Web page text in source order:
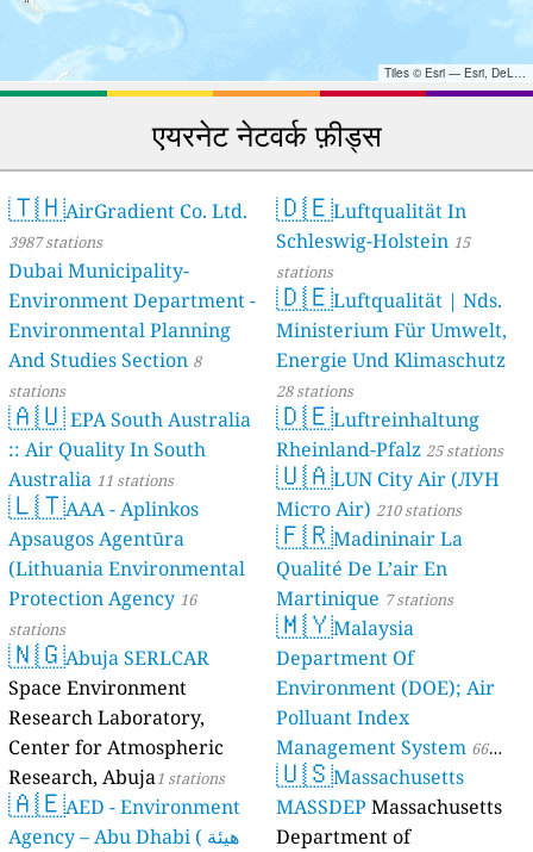
Tiles © Esri — Esri, DeLorme, NAVTEQ, TomTom, Intermap, iPC, USGS, FAO, NPS, NRCAN, GeoBase, Kadaster NL, Ordnance Survey, Esri Japan, METI, Esri China (Hong Kong), and the GIS User Community
एयरनेट नेटवर्क फ़ीड्स
🇹🇭AirGradient Co. Ltd.
3987 stations
Dubai Municipality-
Environment Department -
Environmental Planning
And Studies Section 8
stations
🇦🇺EPA South Australia
:: Air Quality In South
Australia 11 stations
🇱🇹AAA - Aplinkos
Apsaugos Agentūra
(Lithuania Environmental
Protection Agency 16
stations
🇳🇬Abuja SERLCAR
Space Environment
Research Laboratory,
Center for Atmospheric
Research, Abuja1 stations
🇦🇪AED - Environment
Agency – Abu Dhabi ( هيئة
🇩🇪Luftqualität In
Schleswig-Holstein 15
stations
🇩🇪Luftqualität | Nds.
Ministerium Für Umwelt,
Energie Und Klimaschutz
28 stations
🇩🇪Luftreinhaltung
Rheinland-Pfalz 25 stations
🇺🇦LUN City Air (ЛУН
Місто Air) 210 stations
🇫🇷Madininair La
Qualité De L’air En
Martinique 7 stations
🇲🇾Malaysia
Department Of
Environment (DOE); Air
Polluant Index
Management System 66
stations
🇺🇸Massachusetts
MASSDEP Massachusetts
Department of